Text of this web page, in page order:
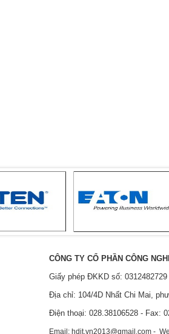
CÔNG TY CỔ PHẦN CÔNG
Giấy phép ĐKKD số: 0312482729
Địa chỉ: 104/4D Nhất Chi Mai,
Điện thoại: 028.38106528 - Fax:
Email: hdit.vn2013@gmail.com -